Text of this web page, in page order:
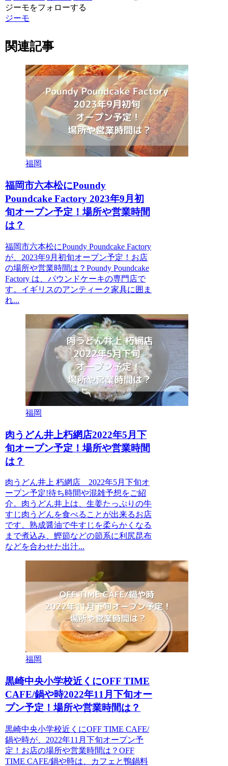
ジーモをフォローする
ジーモ
関連記事
福岡
福岡市六本松にPoundy
Poundcake Factory 2023年9月初
旬オープン予定！場所や営業時間
は？
福岡市六本松にPoundy Poundcake Factory
が、2023年9月初旬オープン予定！お店
の場所や営業時間は？Poundy Poundcake
Factory は、パウンドケーキの専門店で
す。イギリスのアンティーク家具に囲ま
れ...
福岡
肉うどん井上朽網店2022年5月下
旬オープン予定！場所や営業時間
は？
肉うどん井上 朽網店 2022年5月下旬オ
ープン予定!待ち時間や混雑予想をご紹
介。肉うどん井上は、生姜たっぷりの牛
すじ肉うどんを食べることが出来るお店
です。熟成醤油で牛すじを柔らかくなる
まで煮込み、鰹節などの節系に利尻昆布
などを合わせた出汁...
福岡
黒崎中央小学校近くにOFF TIME
CAFE/鍋や時2022年11月下旬オー
プン予定！場所や営業時間は？
黒崎中央小学校近くにOFF TIME CAFE/
鍋や時が、2022年11月下旬オープン予
定！お店の場所や営業時間は？OFF
TIME CAFE/鍋や時は、カフェと鴨鍋料